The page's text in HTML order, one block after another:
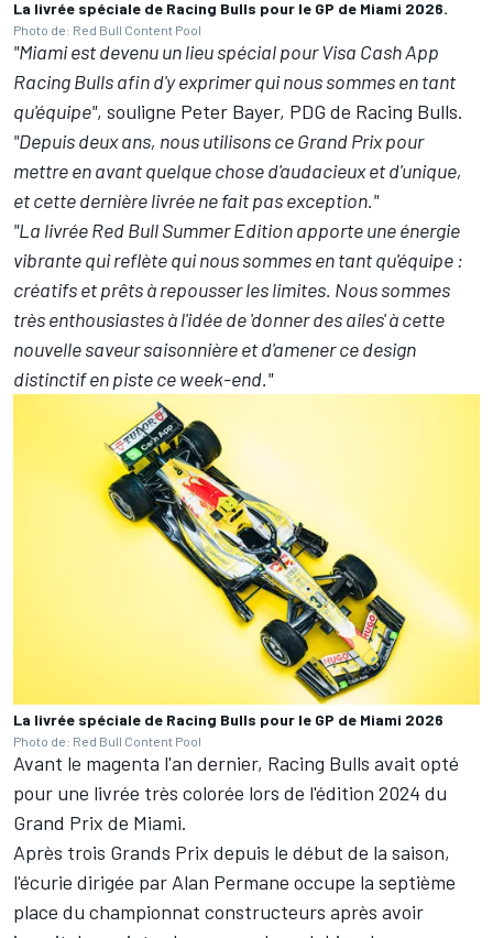
La livrée spéciale de Racing Bulls pour le GP de Miami 2026.
Photo de: Red Bull Content Pool
"Miami est devenu un lieu spécial pour Visa Cash App
Racing Bulls afin d'y exprimer qui nous sommes en tant
qu'équipe", souligne Peter Bayer, PDG de Racing Bulls.
"Depuis deux ans, nous utilisons ce Grand Prix pour
mettre en avant quelque chose d'audacieux et d'unique,
et cette dernière livrée ne fait pas exception."
"La livrée Red Bull Summer Edition apporte une énergie
vibrante qui reflète qui nous sommes en tant qu'équipe :
créatifs et prêts à repousser les limites. Nous sommes
très enthousiastes à l'idée de 'donner des ailes' à cette
nouvelle saveur saisonnière et d'amener ce design
distinctif en piste ce week-end."
La livrée spéciale de Racing Bulls pour le GP de Miami 2026
Photo de: Red Bull Content Pool
Avant le magenta l'an dernier, Racing Bulls avait opté
pour une livrée très colorée lors de l'édition 2024 du
Grand Prix de Miami.
Après trois Grands Prix depuis le début de la saison,
l'écurie dirigée par Alan Permane occupe la septième
place du championnat constructeurs après avoir